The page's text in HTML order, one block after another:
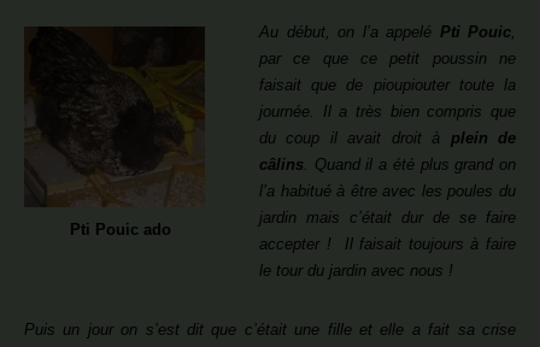
Pti Pouic ado
Au début, on l’a appelé Pti Pouic
par ce que ce petit poussin ne
faisait que de pioupiouter toute la
journée. Il a très bien compris que
du coup il avait droit à plein de
câlins . Quand il a été plus grand on
l’a habitué à être avec les poules du
jardin mais c’était dur de se faire
accepter ! Il faisait toujours à faire
le tour du jardin avec nous !
Puis un jour on s’est dit que c’était une fille et elle a fait sa crise